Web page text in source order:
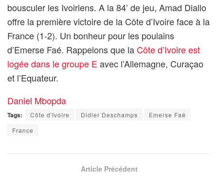
bousculer les Ivoiriens. A la 84’ de jeu, Amad Diallo
offre la première victoire de la Côte d’Ivoire face à la
France (1-2). Un bonheur pour les poulains
d’Emerse Faé. Rappelons que laCôte d’Ivoire est
logée dans le groupe E avec l’Allemagne, Curaçao
et l’Equateur.
Daniel Mbopda
Tags: Côte d'Ivoire Didier Deschamps
Emerse Faé
France
Article Précédent